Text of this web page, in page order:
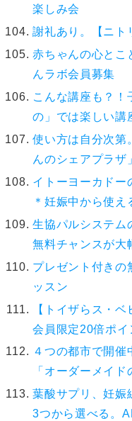
楽しみ会
謝礼あり。【ニト
赤ちゃんの心とこ
んラボ会員募集
こんな講座も？！
の」では楽しい
使い方は自分次第
んのシェアプラザ
イトーヨーカドー
＊妊娠中から使え
生協パルシステム
無料チャンスが大
プレゼント付きの
ッスン
【トイザらス・
会員限定20倍ポイ
４つの都市で開催
「オーダーメイド
葉酸サプリ、妊娠
3つから選べる。